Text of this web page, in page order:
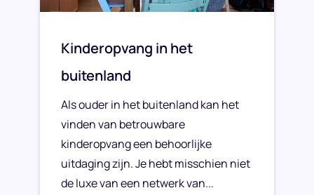
Kinderopvang in het
buitenland
Als ouder in het buitenland kan het
vinden van betrouwbare
kinderopvang een behoorlijke
uitdaging zijn. Je hebt misschien niet
de luxe van een netwerk van...